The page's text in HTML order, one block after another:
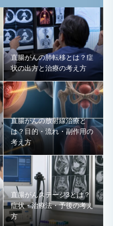
直腸がんの肺転移とは？症
状の出方と治療の考え方
直腸がんの放射線治療と
は？目的・流れ・副作用の
考え方
直腸がんステージ3とは？
症状・治療法・予後の考え
方